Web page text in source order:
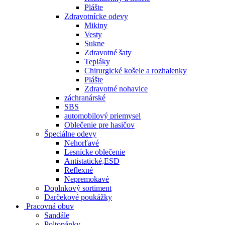
Plášte
Zdravotnícke odevy
Mikiny
Vesty
Sukne
Zdravotné šaty
Tepláky
Chirurgické košele a rozhalenky
Plášte
Zdravotné nohavice
záchranárské
SBS
automobilový priemysel
Oblečenie pre hasičov
Špeciálne odevy
Nehorľavé
Lesnícke oblečenie
Antistatické,ESD
Reflexné
Nepremokavé
Doplnkový sortiment
Darčekové poukážky
Pracovná obuv
Sandále